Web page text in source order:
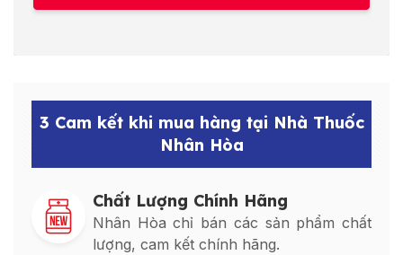
3 Cam kết khi mua hàng tại Nhà Thuốc
Nhân Hòa
Chất Lượng Chính Hãng
Nhân Hòa chỉ bán các sản phẩm chất
lượng, cam kết chính hãng.